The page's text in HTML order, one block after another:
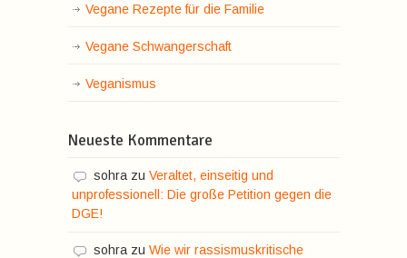
Vegane Rezepte für die Familie
Vegane Schwangerschaft
Veganismus
Neueste Kommentare
sohra zu Veraltet, einseitig und
unprofessionell: Die große Petition gegen die
DGE!
sohra zu Wie wir rassismuskritische